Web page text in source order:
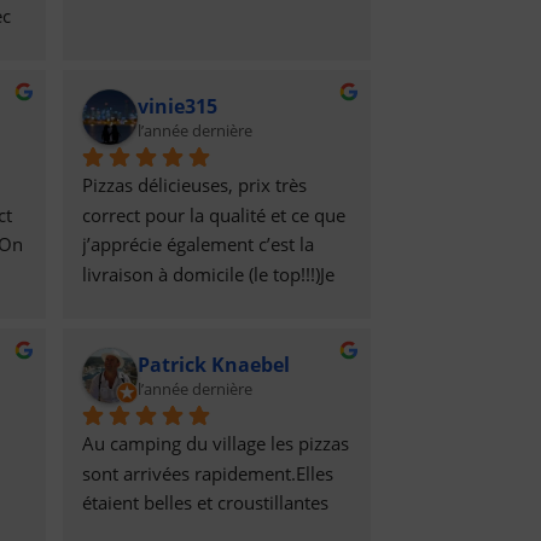
vinie315
l’année dernière
Pizzas délicieuses, prix très
correct pour la qualité et ce que
j’apprécie également c’est la
livraison à domicile (le top!!!)Je
Patrick Knaebel
l’année dernière
Au camping du village les pizzas
sont arrivées rapidement.Elles
étaient belles et croustillantes